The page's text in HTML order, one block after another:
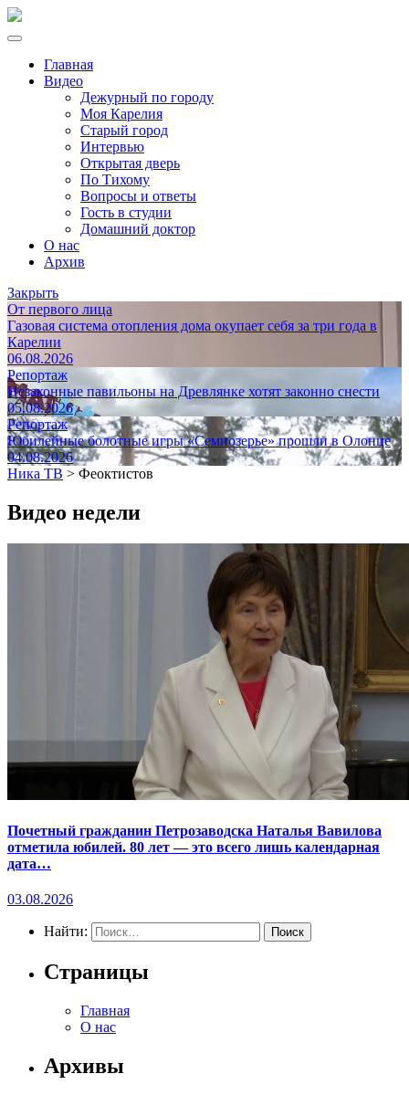
Главная
Видео
Дежурный по городу
Моя Карелия
Старый город
Интервью
Открытая дверь
По Тихому
Вопросы и ответы
Гость в студии
Домашний доктор
О нас
Архив
Закрыть
От первого лица
Газовая система отопления дома окупает себя за три года в
Карелии
06.08.2026
Репортаж
Незаконные павильоны на Древлянке хотят законно снести
05.08.2026
Репортаж
Юбилейные болотные игры «Семиозерье» прошли в Олонце
04.08.2026
Ника ТВ > Феоктистов
Видео недели
Почетный гражданин Петрозаводска Наталья Вавилова
отметила юбилей. 80 лет — это всего лишь календарная
дата…
03.08.2026
Найти:
Страницы
Главная
О нас
Архивы